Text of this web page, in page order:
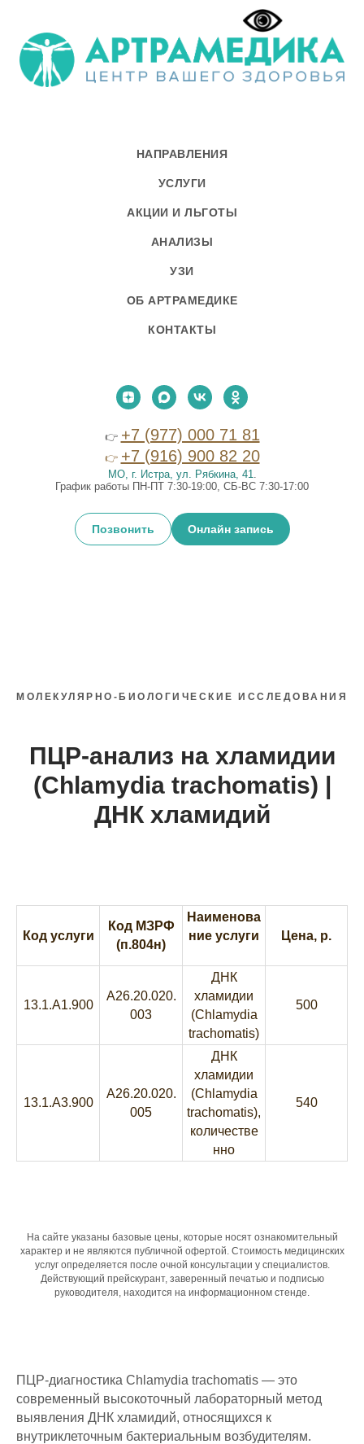
НАПРАВЛЕНИЯ
УСЛУГИ
АКЦИИ И ЛЬГОТЫ
АНАЛИЗЫ
УЗИ
ОБ АРТРАМЕДИКЕ
КОНТАКТЫ
👉 +7 (977) 000 71 81
👉 +7 (916) 900 82 20
МО, г. Истра, ул. Рябкина, 41.
График работы ПН-ПТ 7:30-19:00, СБ-ВС 7:30-17:00
Позвонить Онлайн запись
МОЛЕКУЛЯРНО-БИОЛОГИЧЕСКИЕ ИССЛЕДОВАНИЯ
ПЦР-анализ на хламидии
(Chlamydia trachomatis) |
ДНК хламидий
Код услуги
Код МЗРФ
(п.804н)
Наименова
ние услуги
Цена, р.
13.1.A1.900
A26.20.020.
003
ДНК
хламидии
(Chlamydia
trachomatis)
500
13.1.A3.900
A26.20.020.
005
ДНК
хламидии
(Chlamydia
trachomatis),
количестве
нно
540
На сайте указаны базовые цены, которые носят ознакомительный
характер и не являются публичной офертой. Стоимость медицинских
услуг определяется после очной консультации у специалистов.
Действующий прейскурант, заверенный печатью и подписью
руководителя, находится на информационном стенде.
ПЦР-диагностика Chlamydia trachomatis — это
современный высокоточный лабораторный метод
выявления ДНК хламидий, относящихся к
внутриклеточным бактериальным возбудителям.